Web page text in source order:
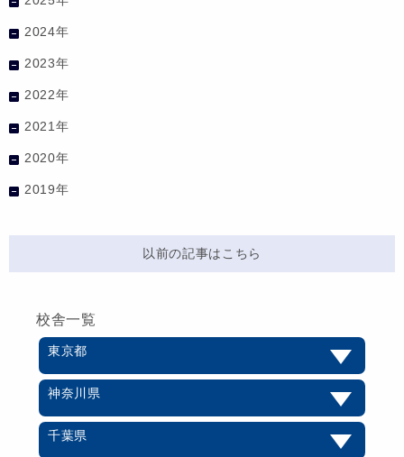
2024年
2023年
2022年
2021年
2020年
2019年
以前の記事はこちら
校舎一覧
東京都
神奈川県
千葉県